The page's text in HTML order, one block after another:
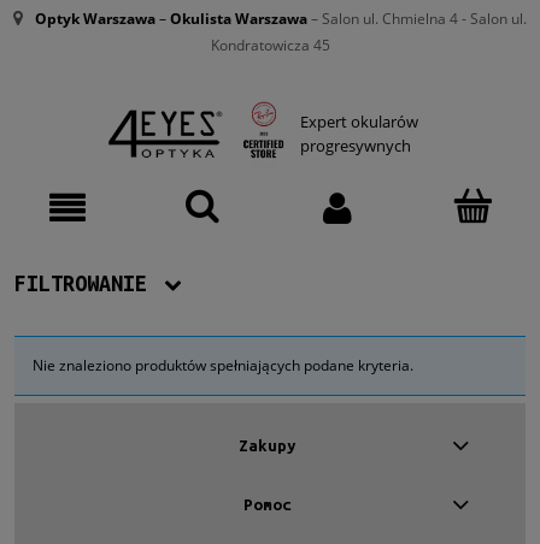
Optyk Warszawa–Okulista Warszawa– Salon ul. Chmielna 4 - Salon ul.
Kondratowicza 45
Expert okularów
progresywnych
FILTROWANIE
Dostępność
Nie znaleziono produktów spełniających podane kryteria.
Zakupy
Pomoc